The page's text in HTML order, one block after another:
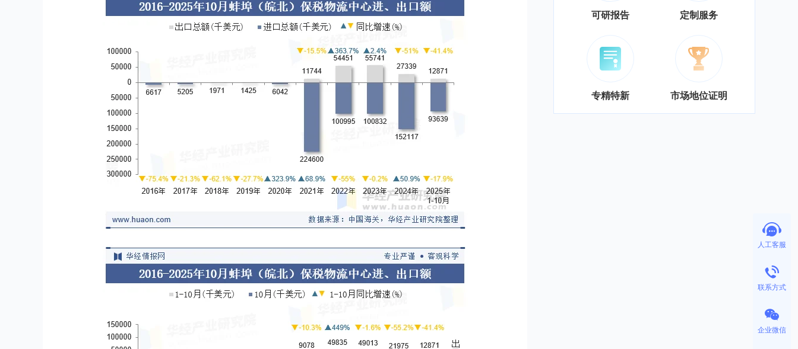
可研报告 定制服务
专精特新 市场地位证明
人工客服
联系方式
企业微信